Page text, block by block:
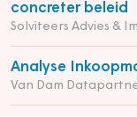
concreter beleid
Solviteers Advies &
Analyse
Van Dam